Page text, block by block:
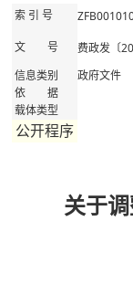
索 引 号
文 号 费政发〔
信息类别 政府文件
依 据
载体类型
公开程序
关于